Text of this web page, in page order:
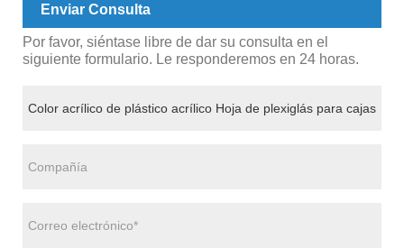
Enviar Consulta
Por favor, siéntase libre de dar su consulta en el
siguiente formulario. Le responderemos en 24 horas.